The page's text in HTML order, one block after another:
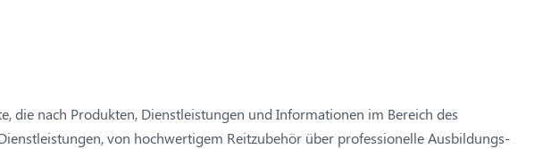
die nach Produkten, Dienstleistungen und Informationen im Bereich des
von hochwertigem Reitzubehör über professionelle Ausbildungs-